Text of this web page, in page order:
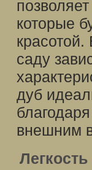
которые
саду
дуб
внешним